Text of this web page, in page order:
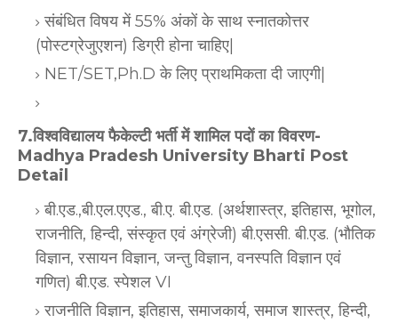
संबंधित विषय में 55% अंकों के साथ स्नातकोत्तर
(पोस्टग्रेजुएशन) डिग्री होना चाहिए|
NET/SET,Ph.D के लिए प्राथमिकता दी जाएगी|
7.विश्वविद्यालय फैकेल्टी भर्ती में शामिल पदों का विवरण-
Madhya Pradesh University Bharti Post
Detail
बी.एड.,बी.एल.एएड., बी.ए. बी.एड. (अर्थशास्त्र, इतिहास, भूगोल,
राजनीति, हिन्दी, संस्कृत एवं अंग्रेजी) बी.एससी. बी.एड. (भौतिक
विज्ञान, रसायन विज्ञान, जन्तु विज्ञान, वनस्पति विज्ञान एवं
गणित) बी.एड. स्पेशल VI
राजनीति विज्ञान, इतिहास, समाजकार्य, समाज शास्त्र, हिन्दी,